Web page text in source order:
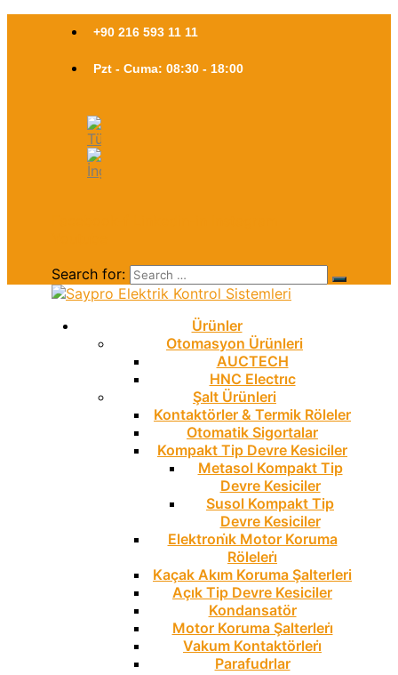
+90 216 593 11 11
Pzt - Cuma: 08:30 - 18:00
Search for:
Ürünler
Otomasyon Ürünleri
AUCTECH
HNC Electrıc
Şalt Ürünleri
Kontaktörler & Termik Röleler
Otomatik Sigortalar
Kompakt Tip Devre Kesiciler
Metasol Kompakt Tip
Devre Kesiciler
Susol Kompakt Tip
Devre Kesiciler
Elektroni̇k Motor Koruma
Röleleri̇
Kaçak Akım Koruma Şalterleri
Açık Tip Devre Kesiciler
Kondansatör
Motor Koruma Şalterleri̇
Vakum Kontaktörleri̇
Parafudrlar